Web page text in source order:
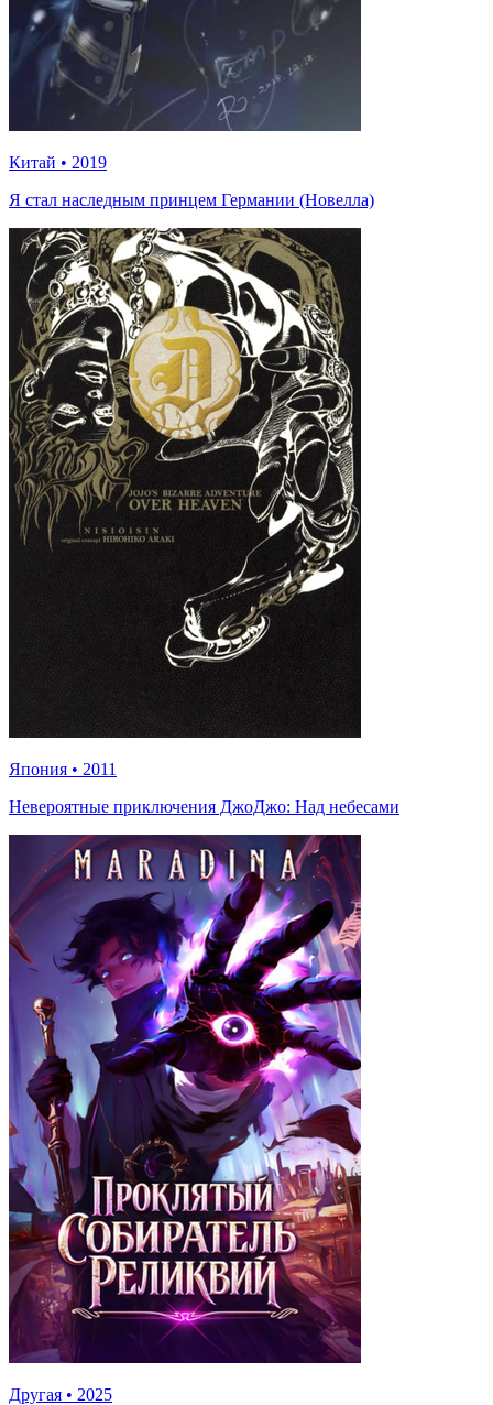
Китай • 2019
Я стал наследным принцем Германии (Новелла)
Япония • 2011
Невероятные приключения ДжоДжо: Над небесами
Другая • 2025